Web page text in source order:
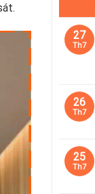
27
Th7
26
Th7
25
Th7